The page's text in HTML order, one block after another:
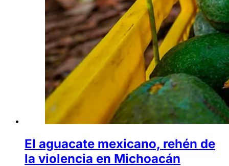
El aguacate mexicano, rehén de
la violencia en Michoacán